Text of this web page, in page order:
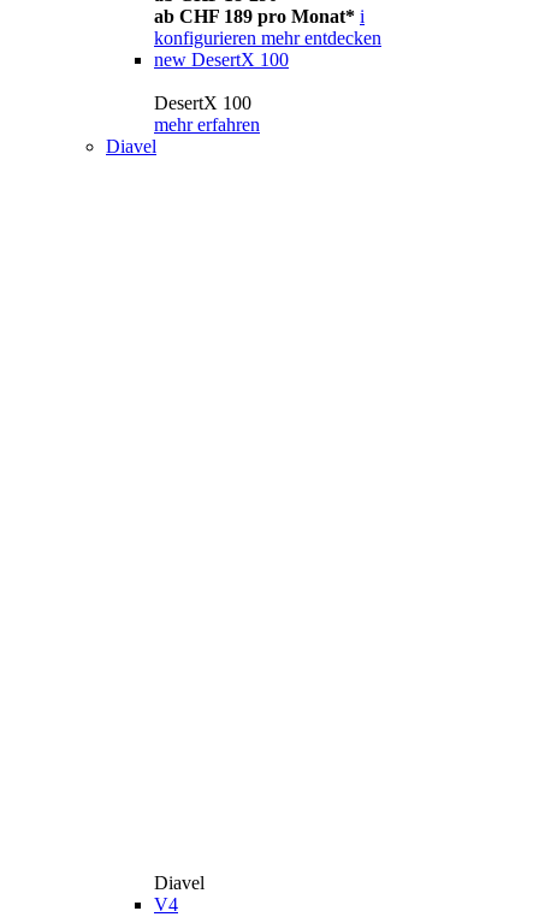
ab CHF 189 pro Monat* i
konfigurieren mehr entdecken
new DesertX 100
DesertX 100
mehr erfahren
Diavel
Diavel
V4